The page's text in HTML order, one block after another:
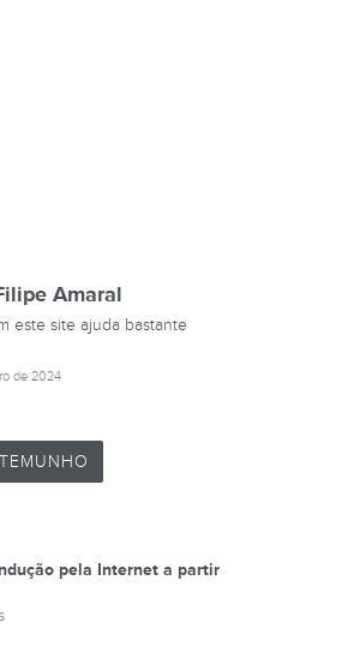
Amaral
este site ajuda bastante
de 2024
pela Internet a partir